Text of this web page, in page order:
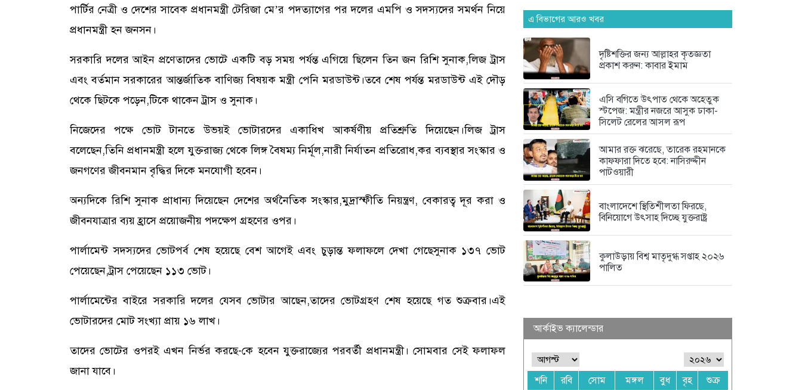
পার্টির নেত্রী ও দেশের সাবেক প্রধানমন্ত্রী টেরিজা মে’র পদত্যাগের পর দলের এমপি ও সদস্যদের সমর্থন নিয়ে
প্রধানমন্ত্রী হন জনসন।
সরকারি দলের আইন প্রণেতাদের ভোটে একটি বড় সময় পর্যন্ত এগিয়ে ছিলেন তিন জন রিশি সুনাক,লিজ ট্রাস
এবং বর্তমান সরকারের আন্তর্জাতিক বাণিজ্য বিষয়ক মন্ত্রী পেনি মরডাউন্ট।তবে শেষ পর্যন্ত মরডাউন্ট এই দৌড়
থেকে ছিটকে পড়েন,টিকে থাকেন ট্রাস ও সুনাক।
নিজেদের পক্ষে ভোট টানতে উভয়ই ভোটারদের একাধিখ আকর্ষণীয় প্রতিশ্রুতি দিয়েছেন।লিজ ট্রাস
বলেছেন,তিনি প্রধানমন্ত্রী হলে যুক্তরাজ্য থেকে লিঙ্গ বৈষম্য নির্মূল,নারী নির্যাতন প্রতিরোধ,কর ব্যবস্থার সংস্কার ও
জনগণের জীবনমান বৃদ্ধির দিকে মনযোগী হবেন।
অন্যদিকে রিশি সুনাক প্রাধান্য দিয়েছেন দেশের অর্থনৈতিক সংস্কার,মুদ্রাস্ফীতি নিয়ন্ত্রণ, বেকারত্ব দূর করা ও
জীবনযাত্রার ব্যয় হ্রাসে প্রয়োজনীয় পদক্ষেপ গ্রহণের ওপর।
পার্লামেন্ট সদস্যদের ভোটপর্ব শেষ হয়েছে বেশ আগেই এবং চুড়ান্ত ফলাফলে দেখা গেছেসুনাক ১৩৭ ভোট
পেয়েছেন,ট্রাস পেয়েছেন ১১৩ ভোট।
পার্লামেন্টের বাইরে সরকারি দলের যেসব ভোটার আছেন,তাদের ভোটগ্রহণ শেষ হয়েছে গত শুক্রবার।এই
ভোটারদের মোট সংখ্যা প্রায় ১৬ লাখ।
তাদের ভোটের ওপরই এখন নির্ভর করছে-কে হবেন যুক্তরাজ্যের পরবর্তী প্রধানমন্ত্রী। সোমবার সেই ফলাফল
জানা যাবে।
কুলাউড়ায় আমতৈলে মাহফিল
বাস্তবায়ন কমিটির...
অবশেষে ভারতের শিক্ষামন্ত্রী ধর্মেন্দ্র
প্রধানের...
২ সপ্তাহ আগে
এ বিভাগের আরও খবর
দৃষ্টিশক্তির জন্য আল্লাহর কৃতজ্ঞতা
প্রকাশ করুন: কাবার ইমাম
এসি বগিতে উৎপাত থেকে অহেতুক
স্টপেজ: মন্ত্রীর নজরে আসুক ঢাকা-
সিলেট রেলের আসল রূপ
আমার রক্ত ঝরেছে, তারেক রহমানকে
কাফফারা দিতে হবে: নাসিরুদ্দীন
পাটওয়ারী
বাংলাদেশে স্থিতিশীলতা ফিরছে,
বিনিয়োগে উৎসাহ দিচ্ছে যুক্তরাষ্ট্র
কুলাউড়ায় বিশ্ব মাতৃদুগ্ধ সপ্তাহ ২০২৬
পালিত
আর্কাইভ ক্যালেন্ডার
শনি রবি সোম মঙ্গল বুধ বৃহ শুক্র